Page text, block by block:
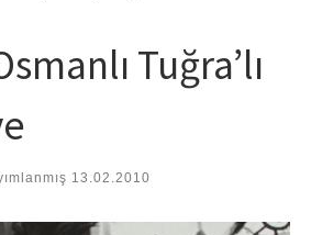
Tuğra’lı
13.02.2010